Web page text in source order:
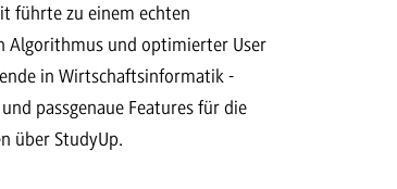
führte zu einem echten
Algorithmus und optimierter User
in Wirtschaftsinformatik -
passgenaue Features für die
über StudyUp.